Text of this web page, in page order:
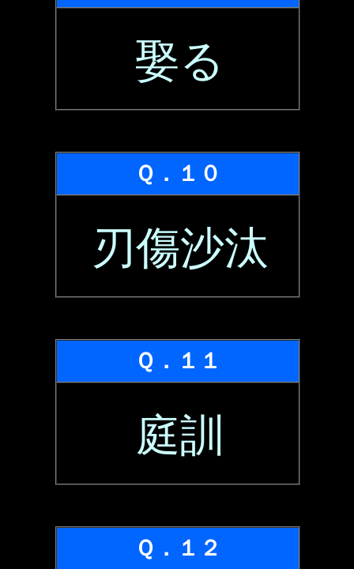
娶る
Ｑ．１０
刃傷沙汰
Ｑ．１１
庭訓
Ｑ．１２